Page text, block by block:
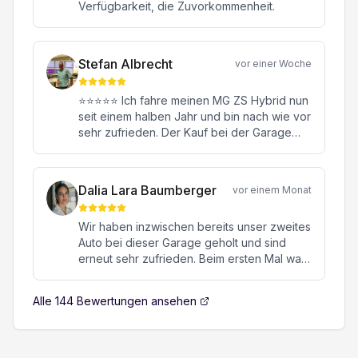
Verfügbarkeit, die Zuvorkommenheit.
Stefan Albrecht vor einer Woche
⭐⭐⭐⭐⭐ Ich fahre meinen MG ZS Hybrid nun
seit einem halben Jahr und bin nach wie vor
sehr zufrieden. Der Kauf bei der Garage
Ende eine rundum positive Erfahrung.
Verkaufsberater Herrn Janick Moor. Er hat
mich kompetent, ehrlich und ohne jeglichen
Verkaufsdruck beraten. Mit seiner
freundlichen, engagierten und
sympathischen Art hat er sich viel Zeit für all
aufgehoben gefühlt habe. Auch nach dem
Dalia Lara Baumberger vor einem Monat
Wir haben inzwischen bereits unser zweites
Auto bei dieser Garage geholt und sind
erneut sehr zufrieden. Beim ersten Mal war
gesamte Abwicklung von Anfang bis Ende
Alle 144 Bewertungen ansehen